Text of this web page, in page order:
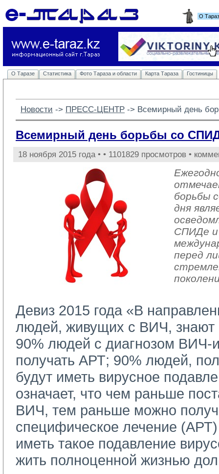
О
О Таразе Статистика Фото Тараза и области Карта Тараза Гостиницы
Новости -> ПРЕСС-ЦЕНТР -> Всемирный день
Всемирный день борьбы со
18 ноября 2015 года • • 1101829 просмотров •
борьбы
дня
СПИДе и
перед
Девиз 2015 года «В
людей, живущих с ВИЧ, знают
90% людей с диагнозом ВИЧ-
получать АРТ; 90% людей,
будут иметь вирусное
означает, что чем раньше
ВИЧ, тем раньше можно
специфическое лечение
иметь такое подавление
жить полноценной жизнью